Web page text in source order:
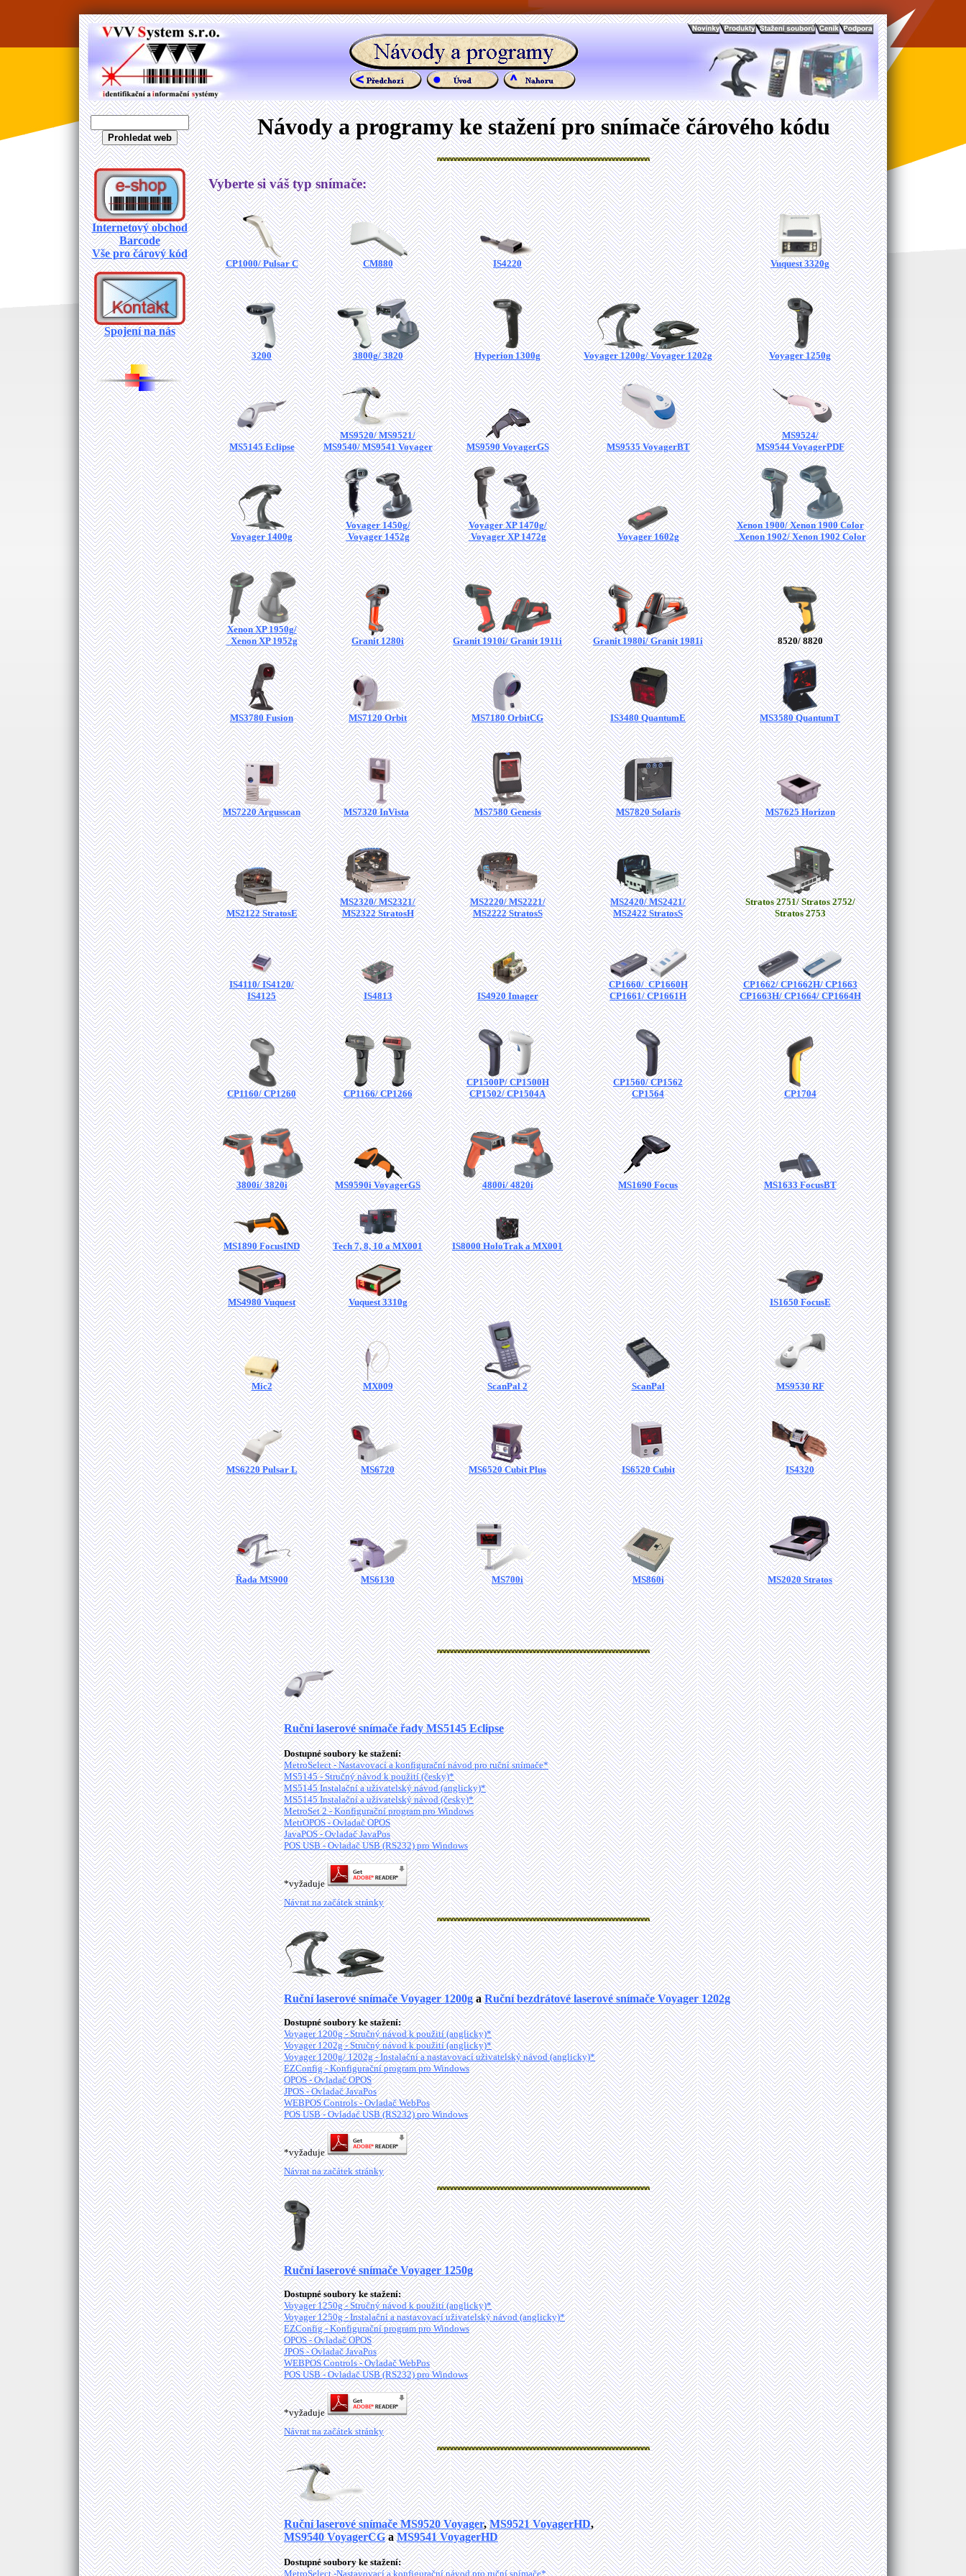
Internetový obchod
Barcode
Vše pro čárový kód
Spojení na nás
Návody a programy ke stažení pro snímače čárového kódu
Vyberte si váš typ snímače:
CP1000/ Pulsar C CM880 IS4220 Vuquest 3320g
3200 3800g/ 3820 Hyperion 1300g Voyager 1200g/ Voyager 1202g Voyager 1250g
MS5145 Eclipse
MS9520/ MS9521/
MS9540/ MS9541 Voyager
MS9590 VoyagerGS MS9535 VoyagerBT
MS9524/
MS9544 VoyagerPDF
Voyager 1400g
Voyager 1450g/
Voyager 1452g
Voyager XP 1470g/
Voyager XP 1472g
Voyager 1602g
Xenon 1900/ Xenon 1900 Color
Xenon 1902/ Xenon 1902 Color
Xenon XP 1950g/
Xenon XP 1952g
Granit 1280i Granit 1910i/ Granit 1911i Granit 1980i/ Granit 1981i 8520/ 8820
MS3780 Fusion MS7120 Orbit MS7180 OrbitCG IS3480 QuantumE MS3580 QuantumT
MS7220 Argusscan MS7320 InVista MS7580 Genesis MS7820 Solaris MS7625 Horizon
MS2122 StratosE
MS2320/ MS2321/
MS2322 StratosH
MS2220/ MS2221/
MS2222 StratosS
MS2420/ MS2421/
MS2422 StratosS
Stratos 2751/ Stratos 2752/
Stratos 2753
IS4110/ IS4120/
IS4125
IS4813 IS4920 Imager
CP1660/ CP1660H
CP1661/ CP1661H
CP1662/ CP1662H/ CP1663
CP1663H/ CP1664/ CP1664H
CP1160/ CP1260 CP1166/ CP1266
CP1500P/ CP1500H
CP1502/ CP1504A
CP1560/ CP1562
CP1564
CP1704
3800i/ 3820i MS9590i VoyagerGS 4800i/ 4820i MS1690 Focus MS1633 FocusBT
MS1890 FocusIND Tech 7, 8, 10 a MX001 IS8000 HoloTrak a MX001
MS4980 Vuquest Vuquest 3310g IS1650 FocusE
Mic2 MX009 ScanPal 2 ScanPal MS9530 RF
MS6220 Pulsar L MS6720 MS6520 Cubit Plus IS6520 Cubit IS4320
Řada MS900 MS6130 MS700i MS860i MS2020 Stratos
Ruční laserové snímače řady MS5145 Eclipse
Dostupné soubory ke stažení:
MetroSelect - Nastavovací a konfigurační návod pro ruční snímače*
MS5145 - Stručný návod k použití (česky)*
MS5145 Instalační a uživatelský návod (anglicky)*
MS5145 Instalační a uživatelský návod (česky)*
MetroSet 2 - Konfigurační program pro Windows
MetrOPOS - Ovladač OPOS
JavaPOS - Ovladač JavaPos
POS USB - Ovladač USB (RS232) pro Windows
*vyžaduje
Návrat na začátek stránky
Ruční laserové snímače Voyager 1200gaRuční bezdrátové laserové snímače Voyager 1202g
Dostupné soubory ke stažení:
Voyager 1200g - Stručný návod k použití (anglicky)*
Voyager 1202g - Stručný návod k použití (anglicky)*
Voyager 1200g/ 1202g - Instalační a nastavovací uživatelský návod (anglicky)*
EZConfig - Konfigurační program pro Windows
OPOS - Ovladač OPOS
JPOS - Ovladač JavaPos
WEBPOS Controls - Ovladač WebPos
POS USB - Ovladač USB (RS232) pro Windows
*vyžaduje
Návrat na začátek stránky
Ruční laserové snímače Voyager 1250g
Dostupné soubory ke stažení:
Voyager 1250g - Stručný návod k použití (anglicky)*
Voyager 1250g - Instalační a nastavovací uživatelský návod (anglicky)*
EZConfig - Konfigurační program pro Windows
OPOS - Ovladač OPOS
JPOS - Ovladač JavaPos
WEBPOS Controls - Ovladač WebPos
POS USB - Ovladač USB (RS232) pro Windows
*vyžaduje
Návrat na začátek stránky
Ruční laserové snímače MS9520 Voyager,MS9521 VoyagerHD,
MS9540 VoyagerCGaMS9541 VoyagerHD
Dostupné soubory ke stažení:
MetroSelect -Nastavovací a konfigurační návod pro ruční snímače*